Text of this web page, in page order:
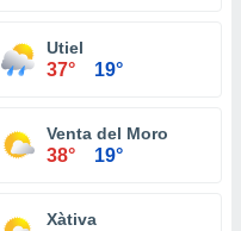
Utiel
37° 19°
Venta del Moro
38° 19°
Xàtiva